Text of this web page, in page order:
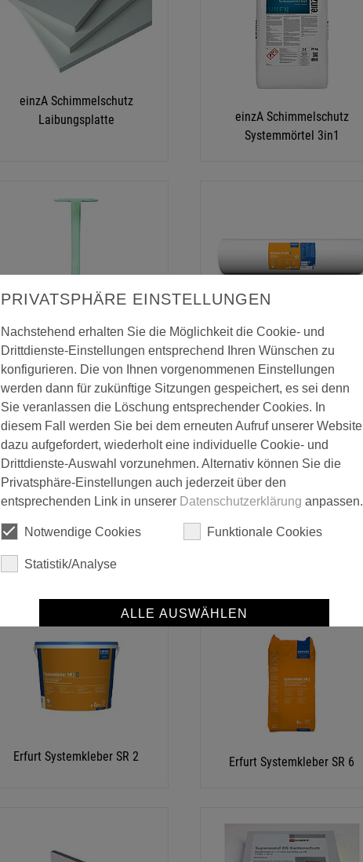
einzA Schimmelschutz
Laibungsplatte
einzA Schimmelschutz
Systemmörtel 3in1
einzA Schimmelschutz
Systemplatten-Dübel
Erfurt KlimaTec KV 600
Erfurt KlimaTec Klimaplatte
KP 1000 +
Erfurt Systemkleber SR 2 Erfurt Systemkleber SR 6
PRIVATSPHÄRE EINSTELLUNGEN
Nachstehend erhalten Sie die Möglichkeit die Cookie- und
Drittdienste-Einstellungen entsprechend Ihren Wünschen zu
konfigurieren. Die von Ihnen vorgenommenen Einstellungen
werden dann für zukünftige Sitzungen gespeichert, es sei denn
Sie veranlassen die Löschung entsprechender Cookies. In
diesem Fall werden Sie bei dem erneuten Aufruf unserer Website
dazu aufgefordert, wiederholt eine individuelle Cookie- und
Drittdienste-Auswahl vorzunehmen. Alternativ können Sie die
Privatsphäre-Einstellungen auch jederzeit über den
entsprechenden Link in unserer Datenschutzerklärung anpassen.
Notwendige Cookies Funktionale Cookies
Statistik/Analyse
ALLE AUSWÄHLEN